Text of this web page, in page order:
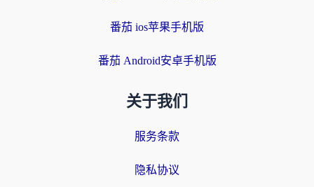
番茄 ios苹果手机版
番茄 Android安卓手机版
关于我们
服务条款
隐私协议